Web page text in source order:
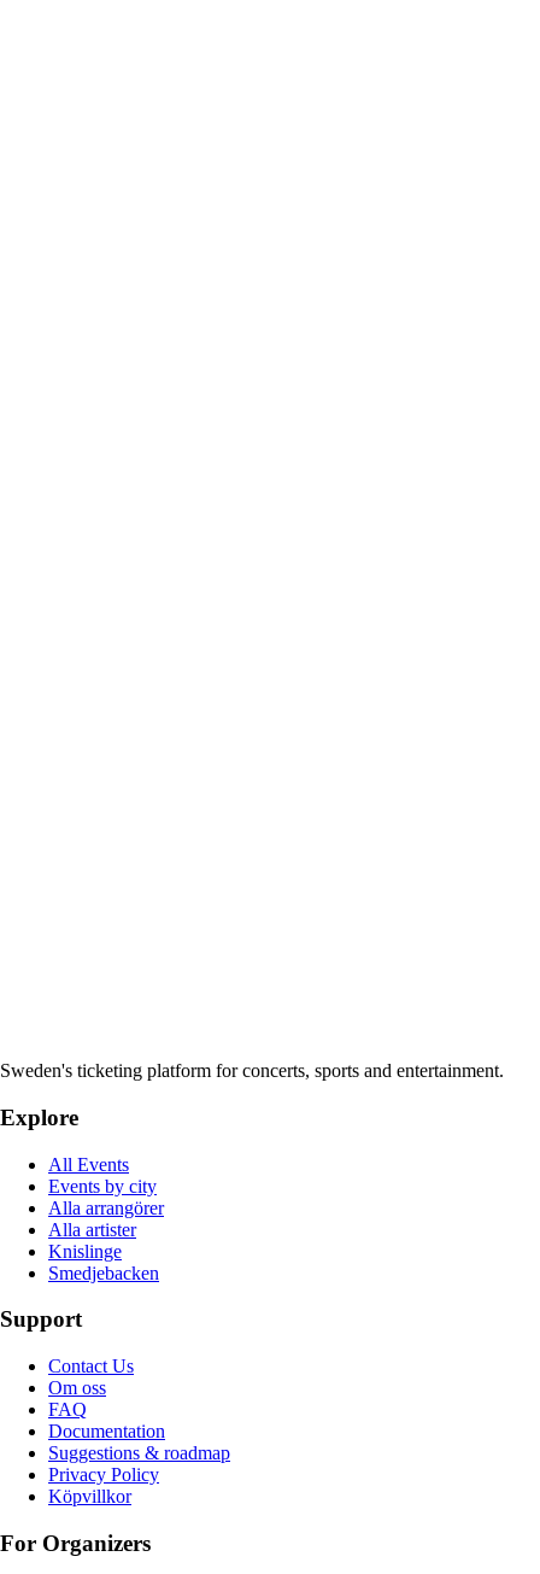
Sweden's ticketing platform for concerts, sports and entertainment.
Explore
All Events
Events by city
Alla arrangörer
Alla artister
Knislinge
Smedjebacken
Support
Contact Us
Om oss
FAQ
Documentation
Suggestions & roadmap
Privacy Policy
Köpvillkor
For Organizers